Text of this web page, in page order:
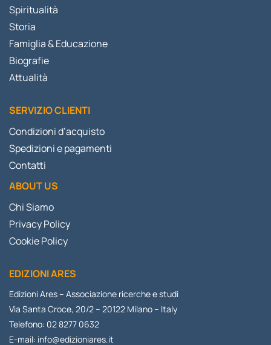
Spiritualità
Storia
Famiglia & Educazione
Biografie
Attualità
SERVIZIO CLIENTI
Condizioni d’acquisto
Spedizioni e pagamenti
Contatti
ABOUT US
Chi Siamo
Privacy Policy
Cookie Policy
EDIZIONI ARES
Edizioni Ares – Associazione ricerche e studi
Via Santa Croce, 20/2 – 20122 Milano – Italy
Telefono: 02 8277 0632
E-mail: info@edizioniares.it